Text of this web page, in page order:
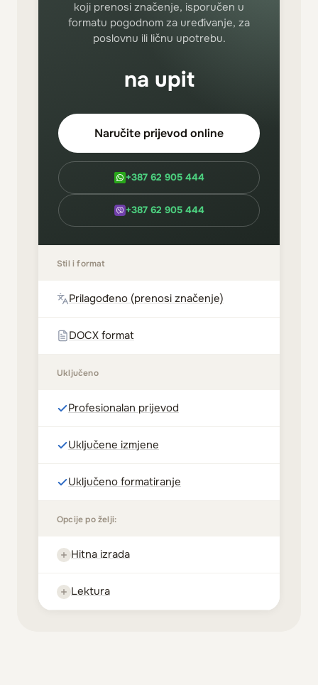
koji prenosi značenje, isporučen u
formatu pogodnom za uređivanje, za
poslovnu ili ličnu upotrebu.
na upit
Naručite prijevod online
+387 62 905 444
+387 62 905 444
Stil i format
Prilagođeno (prenosi značenje)
DOCX format
Uključeno
Profesionalan prijevod
Uključene izmjene
Uključeno formatiranje
Opcije po želji:
Hitna izrada
Lektura